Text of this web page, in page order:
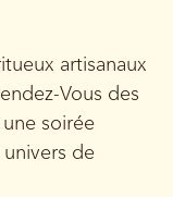
artisanaux
Vous des
soirée
de